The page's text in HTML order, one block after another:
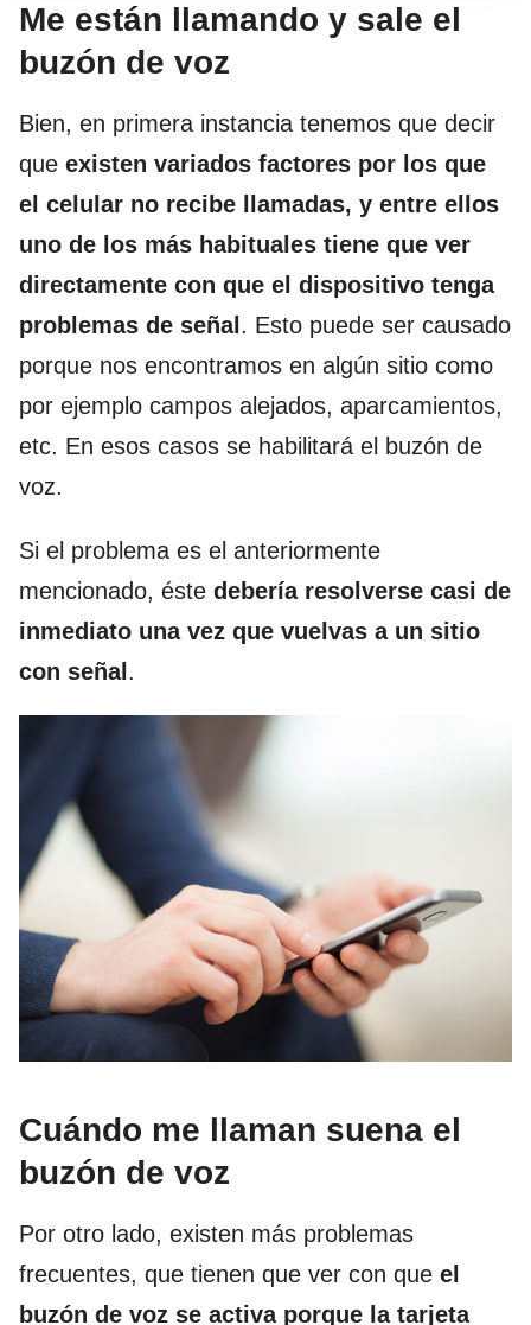
Me están llamando y sale el
buzón de voz
Bien, en primera instancia tenemos que decir
que existen variados factores por los que
el celular no recibe llamadas, y entre ellos
uno de los más habituales tiene que ver
directamente con que el dispositivo tenga
problemas de señal . Esto puede ser causado
porque nos encontramos en algún sitio como
por ejemplo campos alejados, aparcamientos,
etc. En esos casos se habilitará el buzón de
voz.
Si el problema es el anteriormente
mencionado, éste debería resolverse casi de
inmediato una vez que vuelvas a un sitio
con señal .
Cuándo me llaman suena el
buzón de voz
Por otro lado, existen más problemas
frecuentes, que tienen que ver con que el
buzón de voz se activa porque la tarjeta